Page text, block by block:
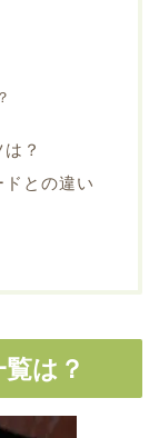
？
との違い
は？